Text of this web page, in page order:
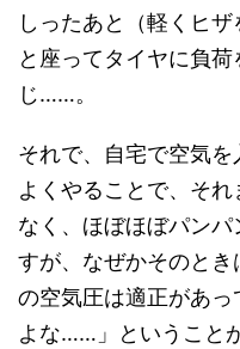
しったあと（軽くヒ
と座ってタイヤに負
じ……。
それで、自宅で空気を
よくやることで、そ
なく、ほぼほぼパン
すが、なぜかそのと
の空気圧は適正があ
よな……」ということ